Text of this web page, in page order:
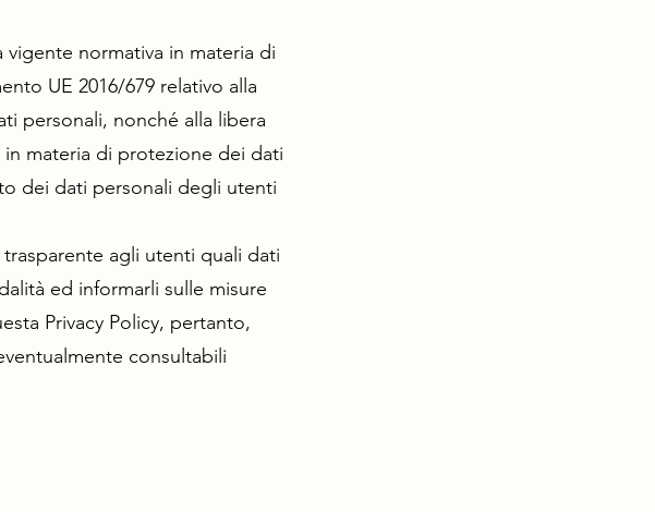
normativa in materia di
UE 2016/679 relativo alla
personali, nonché alla libera
in materia di protezione dei dati
dei dati personali degli utenti
agli utenti quali dati
ed informarli sulle misure
Privacy Policy, pertanto,
consultabili